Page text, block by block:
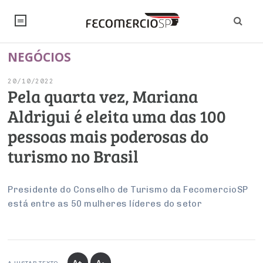
NOTÍCIAS
Editorial
Artigos
Institucional
Debates Fecomercio-SP
PROJETOS ESPECIAIS:
UM BRASIL
Economia
Pesquisas
Brasil
Internacional
Modernização do Estado
Inteligência Artificial
Legislação
Empresas
Reforma Tributária
Varejo
Sustentabilidade
SINDICATOS
PESQUISAS
FALE CONOSCO
Sobre
CONSELHOS
Conselho de Emprego e Relações do Trabalho
EMPRESAS
NEGÓCIOS
20/10/2022
Pela quarta vez, Mariana
Aldrigui é eleita uma das 100
pessoas mais poderosas do
turismo no Brasil
Presidente do Conselho de Turismo da FecomercioSP
está entre as 50 mulheres líderes do setor